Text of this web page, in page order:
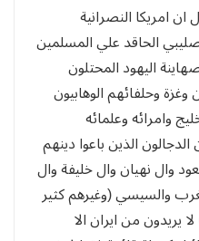
امريكا النصرانية
الحاقد علي المسلمين
اليهود المحتلون
وحلفائهم الوهابيون
وامرائه وعلمائه
الذين باعوا دينهم
وال نهيان وال خليفة وال
والسيسي (وغيرهم كثير
يريدون من ايران الا